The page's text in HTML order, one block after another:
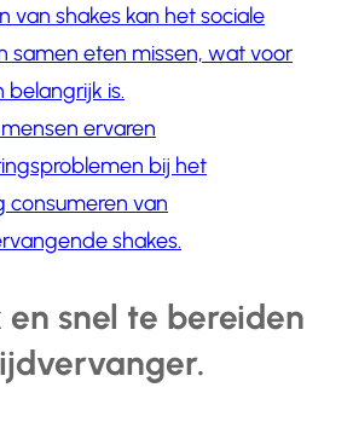
van shakes kan het sociale
samen eten missen, wat voor
is.
ervaren
bij het
consumeren van
shakes.
snel te bereiden